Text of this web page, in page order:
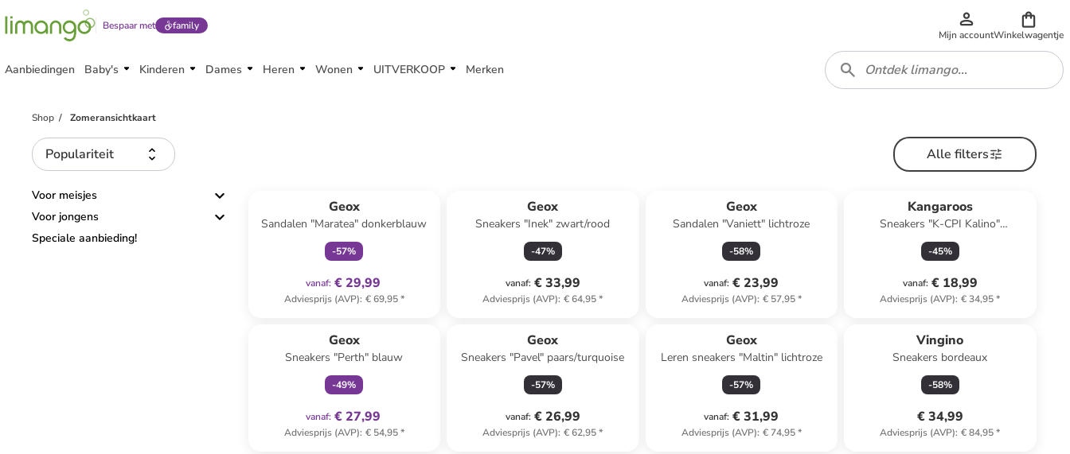
Bespaar met family
Mijn accountWinkelwagentje
Aanbiedingen Baby's Kinderen Dames Heren Wonen UITVERKOOP Merken
Shop Zomeransichtkaart
Populariteit Alle filters
Voor meisjes
Voor jongens
Speciale aanbieding!
Geox
Sandalen "Maratea" donkerblauw
-57%
vanaf: € 29,99
Adviesprijs (AVP): € 69,95*
Geox
Sneakers "Inek" zwart/rood
-47%
vanaf: € 33,99
Adviesprijs (AVP): € 64,95*
Geox
Sandalen "Vaniett" lichtroze
-58%
vanaf: € 23,99
Adviesprijs (AVP): € 57,95*
Kangaroos
Sneakers "K-CPI Kalino"
donkerblauw/groen
-45%
vanaf: € 18,99
Adviesprijs (AVP): € 34,95*
Geox
Sneakers "Perth" blauw
-49%
vanaf: € 27,99
Adviesprijs (AVP): € 54,95*
Geox
Sneakers "Pavel" paars/turquoise
-57%
vanaf: € 26,99
Adviesprijs (AVP): € 62,95*
Geox
Leren sneakers "Maltin" lichtroze
-57%
vanaf: € 31,99
Adviesprijs (AVP): € 74,95*
Vingino
Sneakers bordeaux
-58%
€ 34,99
Adviesprijs (AVP): € 84,95*